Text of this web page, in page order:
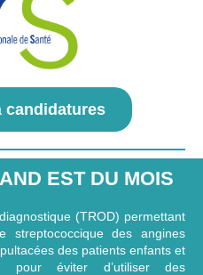
candidatures
EST DU MOIS
(TROD) permettant
streptococcique des angines
des patients enfants et
pour éviter d’utiliser des